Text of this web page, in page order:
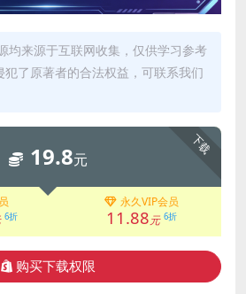
均来源于互联网收集，仅供学习参考
了原著者的合法权益，可联系我们
下载
19.8元
6折
永久VIP会员
11.88元 6折
购买下载权限